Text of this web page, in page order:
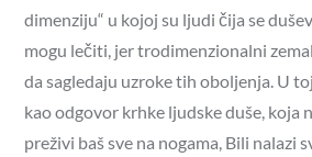
dimenziju“ u kojoj su ljudi čija se
mogu lečiti, jer trodimenzionalni
da sagledaju uzroke tih oboljenja. U
kao odgovor krhke ljudske duše, koja
preživi baš sve na nogama, Bili nalazi